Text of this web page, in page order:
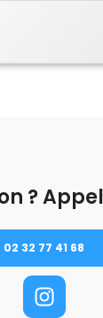
?
02 32 77 41 68